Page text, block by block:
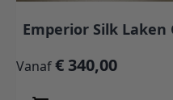
Emperior Silk Laken
Vanaf€ 340,00